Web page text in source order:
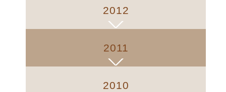
2012
2011
2010